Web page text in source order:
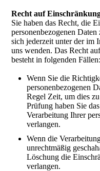
Recht auf
Sie haben das Recht, die
personenbezogenen
sich jederzeit unter der im
uns wenden. Das Recht
besteht in folgenden Fällen:
Wenn Sie die
personenbezogenen
Regel Zeit, um dies
Prüfung haben Sie
Verarbeitung Ihrer
verlangen.
Wenn die
unrechtmäßig
Löschung die
verlangen.